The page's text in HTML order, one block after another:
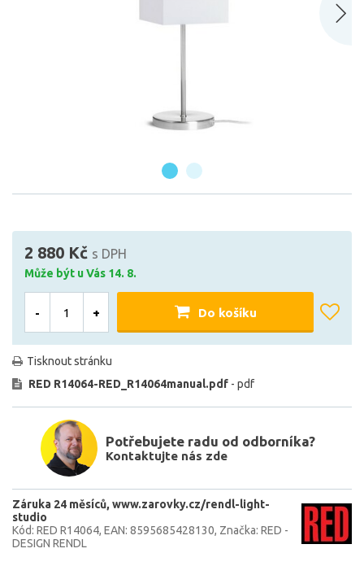
2 880 Kč s DPH
Může být u Vás 14. 8.
- + Do košíku
Tisknout stránku
RED R14064-RED_R14064manual.pdf - pdf
Potřebujete radu od odborníka?
Kontaktujte nás zde
Záruka 24 měsíců www.zarovky.cz/rendl-light-
studio
Kód: RED R14064 EAN: 8595685428130 Značka: RED -
DESIGN RENDL